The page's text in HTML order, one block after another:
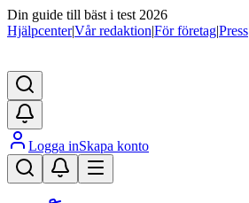
Din guide till bäst i test 2026
Hjälpcenter|Vår redaktion|För företag|Press
Logga inSkapa konto